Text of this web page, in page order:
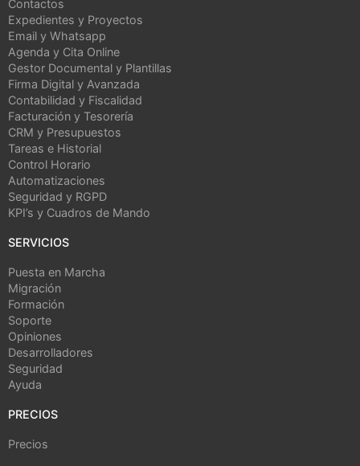
Contactos
Expedientes y Proyectos
Email y Whatsapp
Agenda y Cita Online
Gestor Documental y Plantillas
Firma Digital y Avanzada
Contabilidad y Fiscalidad
Facturación y Tesorería
CRM y Presupuestos
Tareas e Historial
Control Horario
Automatizaciones
Seguridad y RGPD
KPI’s y Cuadros de Mando
SERVICIOS
Puesta en Marcha
Migración
Formación
Soporte
Opiniones
Desarrolladores
Seguridad
Ayuda
PRECIOS
Precios